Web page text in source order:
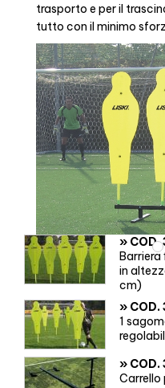
trasporto e per il
tutto con il minimo
» COD.
in
cm)
»
1
» COD.
Carrello